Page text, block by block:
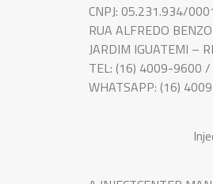
CNPJ: 05.231.934/
RUA ALFREDO
JARDIM IGUATEMI –
TEL: (16) 4009-9600
WHATSAPP: (16)